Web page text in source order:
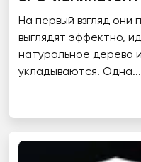
На первый взгляд они
выглядят эффектно,
натуральное дерево
укладываются. Одна...